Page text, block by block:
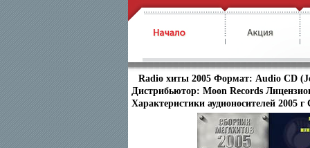
Radio хиты 2005 Формат: Audio CD
Дистрибьютор: Moon Records
Характеристики аудионосителей 2005